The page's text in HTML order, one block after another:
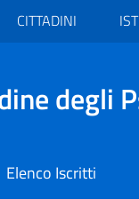
CITTADINI
degli
Elenco Iscritti